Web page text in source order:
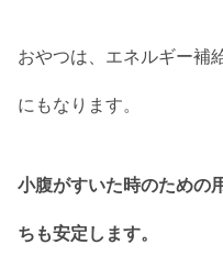
おやつは、エネルギー補
にもなります。
小腹がすいた時のための
ちも安定します。